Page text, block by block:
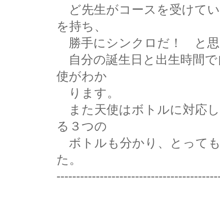
ど先生がコースを受けて
を持ち、
勝手にシンクロだ！ と思
自分の誕生日と出生時間
使がわか
ります。
また天使はボトルに対応
る３つの
ボトルも分かり、とって
た。